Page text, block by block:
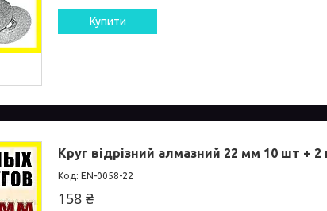
Купити
Круг відрізний алмазний 22 мм 10 шт +
EN-0058-22
158 ₴